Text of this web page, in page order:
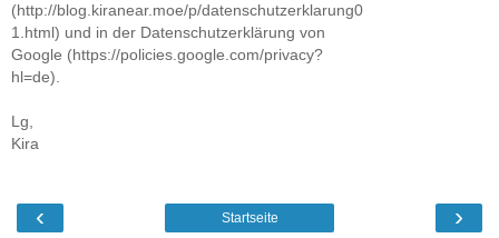
(http://blog.kiranear.moe/p/datenschutzerklarung0
1.html) und in der Datenschutzerklärung von
Google (https://policies.google.com/privacy?
hl=de).
Lg,
Kira
‹ ›
Startseite